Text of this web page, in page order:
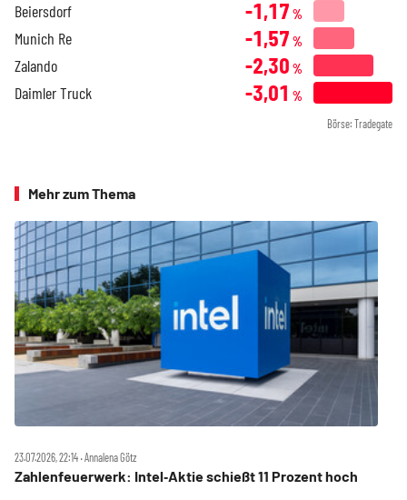
Beiersdorf -1,17 %
Munich Re -1,57 %
Zalando -2,30 %
Daimler Truck -3,01 %
Börse: Tradegate
Mehr zum Thema
23.07.2026, 22:14 ‧ Annalena Götz
Zahlenfeuerwerk: Intel‑Aktie schießt 11 Prozent hoch